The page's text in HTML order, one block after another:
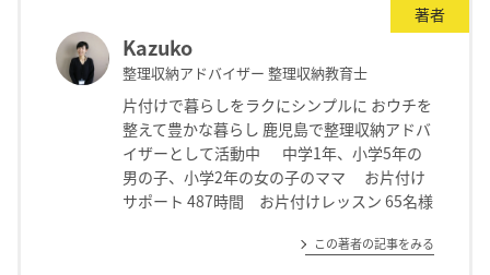
著者
Kazuko
整理収納アドバイザー 整理収納教育士
片付けで暮らしをラクにシンプルに おウチを
整えて豊かな暮らし 鹿児島で整理収納アドバ
イザーとして活動中 中学1年、小学5年の
男の子、小学2年の女の子のママ お片付け
サポート 487時間 お片付けレッスン 65名様
この著者の記事をみる